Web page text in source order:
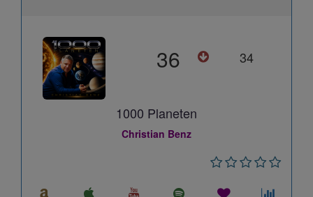
36 34
1000 Planeten
Christian Benz